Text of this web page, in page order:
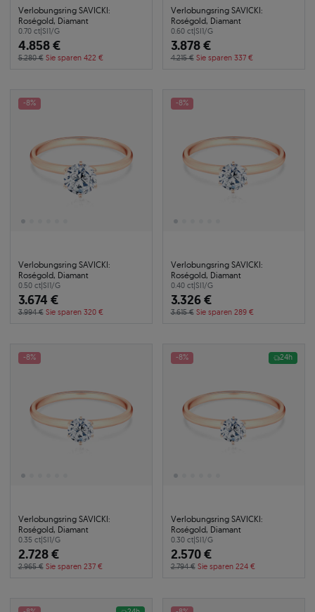
Verlobungsring SAVICKI:
Roségold, Diamant
0.70 ct|SI1/G
4.858 €
5.280 € Sie sparen 422 €
Verlobungsring SAVICKI:
Roségold, Diamant
0.60 ct|SI1/G
3.878 €
4.215 € Sie sparen 337 €
-8%
Verlobungsring SAVICKI:
Roségold, Diamant
0.50 ct|SI1/G
3.674 €
3.994 € Sie sparen 320 €
-8%
Verlobungsring SAVICKI:
Roségold, Diamant
0.40 ct|SI1/G
3.326 €
3.615 € Sie sparen 289 €
-8%
Verlobungsring SAVICKI:
Roségold, Diamant
0.35 ct|SI1/G
2.728 €
2.965 € Sie sparen 237 €
-8% 24h
Verlobungsring SAVICKI:
Roségold, Diamant
0.30 ct|SI1/G
2.570 €
2.794 € Sie sparen 224 €